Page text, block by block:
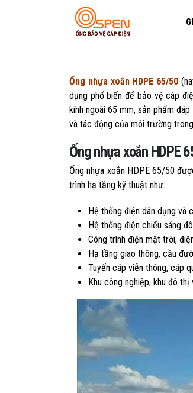
Ống nhựa xoắn HDPE 65/50
dụng phổ biến để bảo vệ cáp
kính ngoài 65 mm, sản phẩm
và tác động của môi trường
Ống nhựa xoắn HDPE
Ống nhựa xoắn HDPE 65/50
trình hạ tầng kỹ thuật như:
Hệ thống điện dân dụng và
Hệ thống điện chiếu sáng
Công trình điện mặt trời,
Hạ tầng giao thông, cầu
Tuyến cáp viễn thông, cáp
Khu công nghiệp, khu đô thị